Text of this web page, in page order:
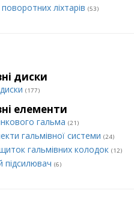
ліхтарів (53)
диски
(177)
елементи
гальма (21)
гальмівної системи (24)
гальмівних колодок (12)
підсилювач (6)